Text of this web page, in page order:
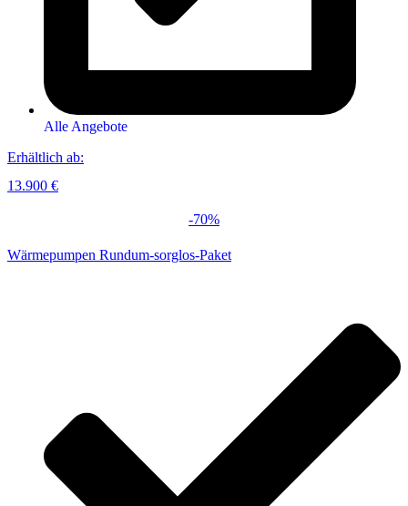
Alle Angebote
Erhältlich ab:
13.900 €
-70%
Wärmepumpen Rundum-sorglos-Paket